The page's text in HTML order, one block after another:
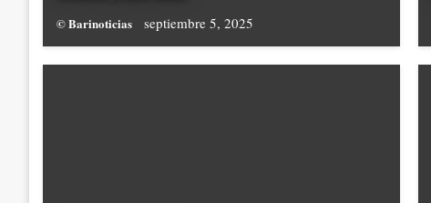
© Barinoticias septiembre 5, 2025